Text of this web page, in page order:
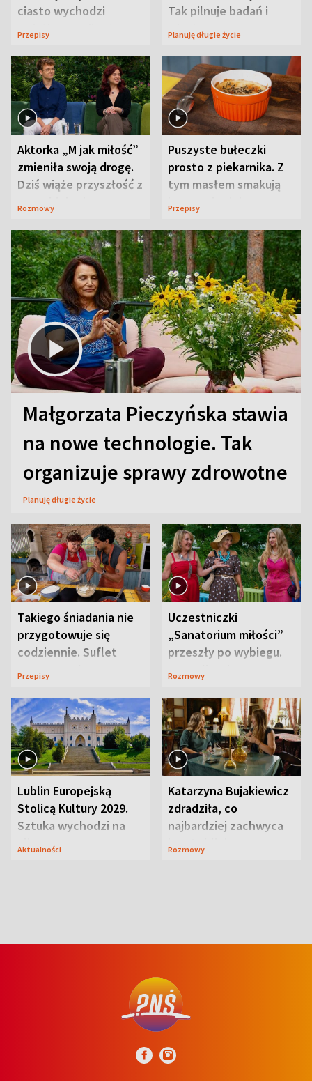
ciasto wychodzi
wyjątkowo wilgotne
Przepisy
Tak pilnuje badań i
wizyt
Planuję długie życie
Aktorka „M jak miłość”
zmieniła swoją drogę.
Dziś wiąże przyszłość z
neurobiologią
Rozmowy
Puszyste bułeczki
prosto z piekarnika. Z
tym masłem smakują
jeszcze lepiej
Przepisy
Małgorzata Pieczyńska stawia
na nowe technologie. Tak
organizuje sprawy zdrowotne
Planuję długie życie
Takiego śniadania nie
przygotowuje się
codziennie. Suflet
serowy zachwyca
Przepisy
Uczestniczki
„Sanatorium miłości”
przeszły po wybiegu.
Te stylizacje
Rozmowy
Lublin Europejską
Stolicą Kultury 2029.
Sztuka wychodzi na
ulice
Aktualności
Katarzyna Bujakiewicz
zdradziła, co
najbardziej zachwyca
ją w Lublinie
Rozmowy